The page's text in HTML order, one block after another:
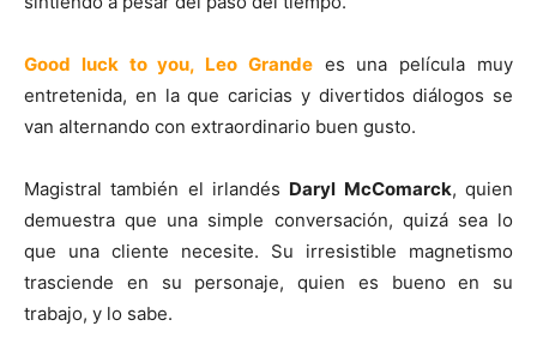
Good luck to you, Leo Grandees una película muy
entretenida, en la que caricias y divertidos diálogos se
van alternando con extraordinario buen gusto.
Magistral también el irlandés Daryl McComarck, quien
demuestra que una simple conversación, quizá sea lo
que una cliente necesite. Su irresistible magnetismo
trasciende en su personaje, quien es bueno en su
trabajo, y lo sabe.